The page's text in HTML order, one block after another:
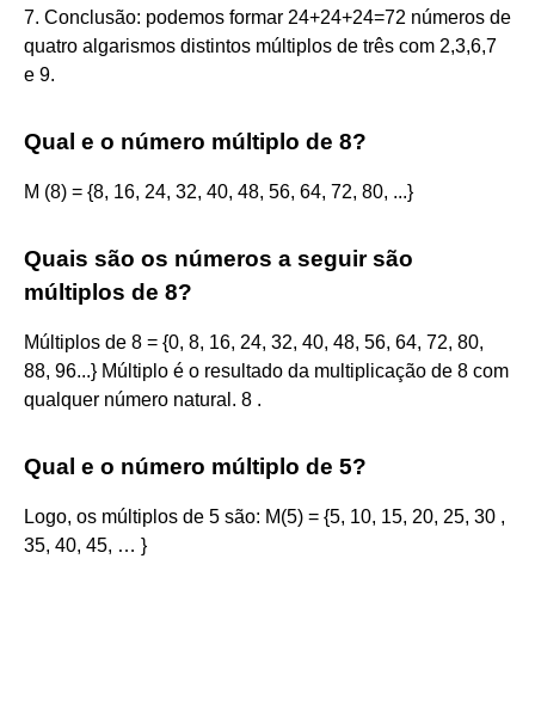
7. Conclusão: podemos formar 24+24+24=72 números de
quatro algarismos distintos múltiplos de três com 2,3,6,7
e 9.
Qual e o número múltiplo de 8?
M (8) = {8, 16, 24, 32, 40, 48, 56, 64, 72, 80, ...}
Quais são os números a seguir são
múltiplos de 8?
Múltiplos de 8 = {0, 8, 16, 24, 32, 40, 48, 56, 64, 72, 80,
88, 96...} Múltiplo é o resultado da multiplicação de 8 com
qualquer número natural. 8 .
Qual e o número múltiplo de 5?
Logo, os múltiplos de 5 são: M(5) = {5, 10, 15, 20, 25, 30 ,
35, 40, 45, … }